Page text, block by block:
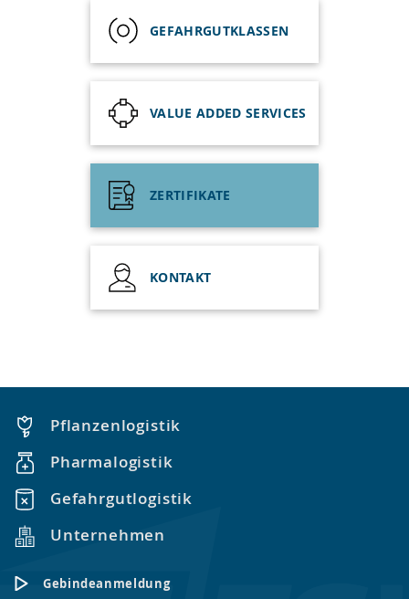
GEFAHRGUTKLASSEN
VALUE ADDED SERVICES
ZERTIFIKATE
KONTAKT
Pflanzenlogistik
Pharmalogistik
Gefahrgutlogistik
Unternehmen
Gebindeanmeldung